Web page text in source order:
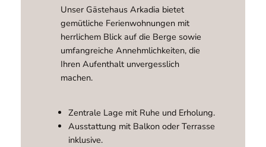
Unser Gästehaus Arkadia bietet
gemütliche Ferienwohnungen mit
herrlichem Blick auf die Berge sowie
umfangreiche Annehmlichkeiten, die
Ihren Aufenthalt unvergesslich
machen.
Zentrale Lage mit Ruhe und Erholung.
Ausstattung mit Balkon oder Terrasse
inklusive.